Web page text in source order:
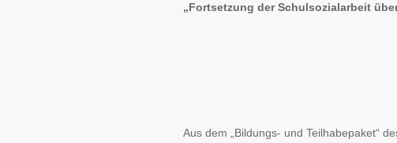
„Fortsetzung der Schulsozialarbeit
Aus dem „Bildungs- und Teilhabepaket“